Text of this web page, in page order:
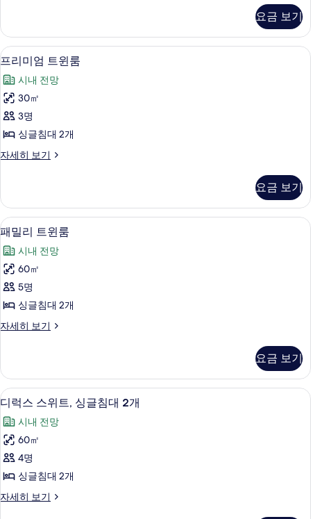
모
두
보
기
윈
룸
자
히
보
요금 보기
프
리
미
엄
트
윈
룸
진
모
두
보
기
프리미엄 트윈룸 | 객실 내 금고, 암막
7
프리미엄 트윈룸
시내 전망
30㎡
3명
싱글침대 2개
자세히 보기
프
트
윈
룸
자
세
히
기
요금 보기
패
밀
리
트
윈
룸
사
모
두
보
기
패밀리 트윈룸 | 객실 내 금고, 암막 커
7
패밀리 트윈룸
시내 전망
60㎡
5명
싱글침대 2개
자세히 보기
패
윈
룸
자
세
히
보
요금 보기
디
럭
스
스
위
트,
싱
디럭스 스위트, 싱글침대 2개 | 객실
8
디럭스 스위트, 싱글침대 2개
시내 전망
60㎡
4명
싱글침대 2개
자세히 보기
디